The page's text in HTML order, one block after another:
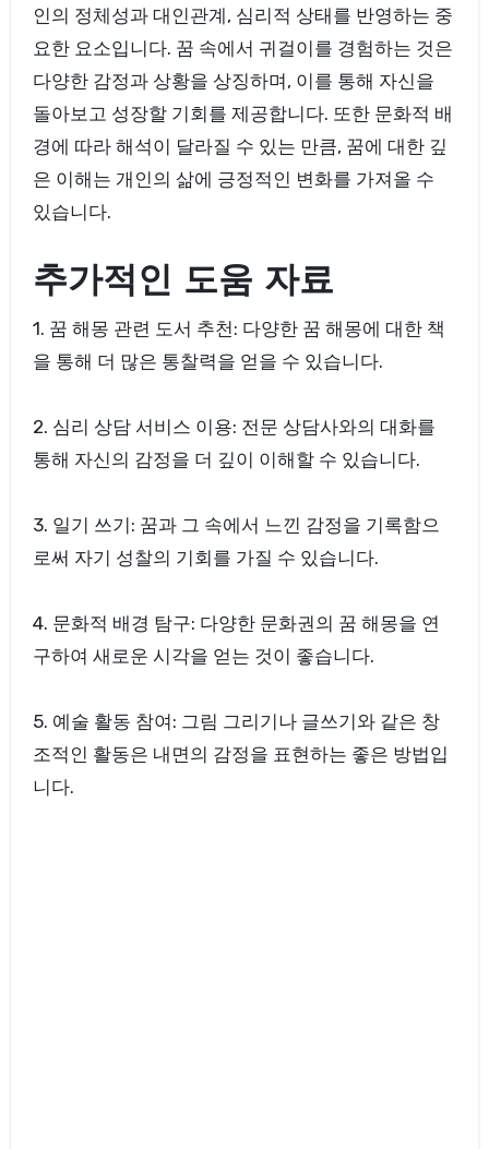
인의 정체성과 대인관계, 심리적 상태를 반영하는 중
요한 요소입니다. 꿈 속에서 귀걸이를 경험하는 것은
다양한 감정과 상황을 상징하며, 이를 통해 자신을
돌아보고 성장할 기회를 제공합니다. 또한 문화적 배
경에 따라 해석이 달라질 수 있는 만큼, 꿈에 대한 깊
은 이해는 개인의 삶에 긍정적인 변화를 가져올 수
있습니다.
추가적인 도움 자료
1. 꿈 해몽 관련 도서 추천: 다양한 꿈 해몽에 대한 책
을 통해 더 많은 통찰력을 얻을 수 있습니다.
2. 심리 상담 서비스 이용: 전문 상담사와의 대화를
통해 자신의 감정을 더 깊이 이해할 수 있습니다.
3. 일기 쓰기: 꿈과 그 속에서 느낀 감정을 기록함으
로써 자기 성찰의 기회를 가질 수 있습니다.
4. 문화적 배경 탐구: 다양한 문화권의 꿈 해몽을 연
구하여 새로운 시각을 얻는 것이 좋습니다.
5. 예술 활동 참여: 그림 그리기나 글쓰기와 같은 창
조적인 활동은 내면의 감정을 표현하는 좋은 방법입
니다.